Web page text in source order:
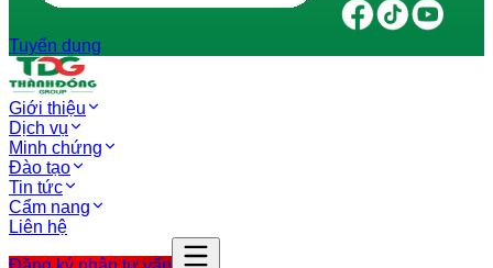
Tuyển dụng
Giới thiệu
Dịch vụ
Minh chứng
Đào tạo
Tin tức
Cẩm nang
Liên hệ